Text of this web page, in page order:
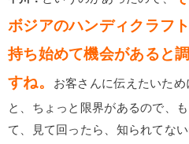
ボジアのハンディクラフ
持ち始めて機会があると
すね。
お客さんに伝えたいた
と、ちょっと限界があるので、
て、見て回ったら、知られてな